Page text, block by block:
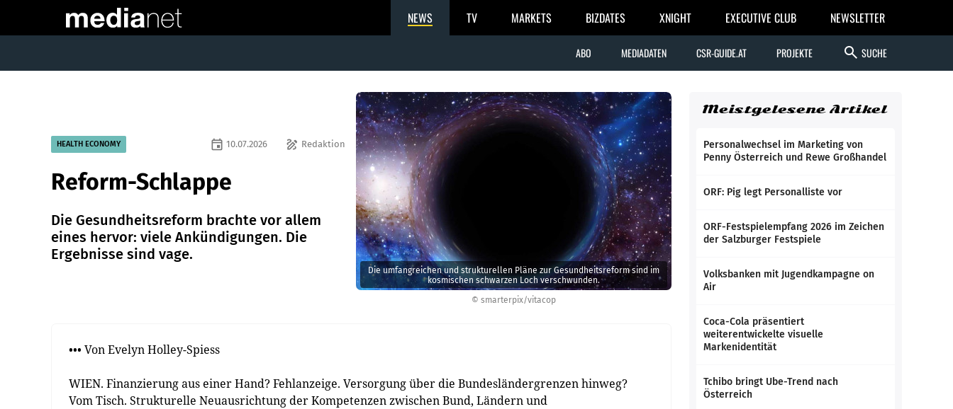
NEWS TV MARKETS BIZDATES XNIGHT EXECUTIVE CLUB NEWSLETTER
ABO MEDIADATEN CSR-GUIDE.AT PROJEKTE search SUCHE
© smarterpix/vitacop
Die umfangreichen und strukturellen Pläne zur Gesundheitsreform sind im
kosmischen schwarzen Loch verschwunden.
HEALTH ECONOMY draw Redaktion
event 10.07.2026
Reform-Schlappe
Die Gesundheitsreform brachte vor allem
eines hervor: viele Ankündigungen. Die
Ergebnisse sind vage.
••• Von Evelyn Holley-Spiess
WIEN. Finanzierung aus einer Hand? Fehlanzeige. Versorgung über die Bundesländergrenzen hinweg?
Vom Tisch. Strukturelle Neuausrichtung der Kompetenzen zwischen Bund, Ländern und
Meistgelesene Artikel
Personalwechsel im Marketing von
Penny Österreich und Rewe Großhandel
ORF: Pig legt Personalliste vor
ORF-Festspielempfang 2026 im Zeichen
der Salzburger Festspiele
Volksbanken mit Jugendkampagne on
Air
Coca-Cola präsentiert
weiterentwickelte visuelle
Markenidentität
Tchibo bringt Ube-Trend nach
Österreich